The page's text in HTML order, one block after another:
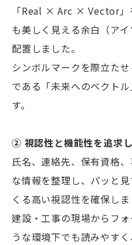
「Real × Arc × Vector」
も美しく見える余白（ア
配置しました。
シンボルマークを際立た
である「未来へのベクト
す。
② 視認性と機能性を追求
氏名、連絡先、保有資格
な情報を整理し、パッと
くる高い視認性を確保しま
建設・工事の現場からフ
うな環境下でも読みやす